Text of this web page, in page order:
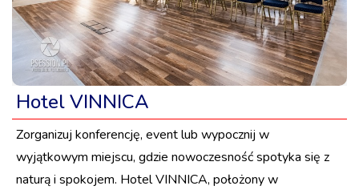
Hotel VINNICA
Zorganizuj konferencję, event lub wypocznij w
wyjątkowym miejscu, gdzie nowoczesność spotyka się z
naturą i spokojem. Hotel VINNICA, położony w